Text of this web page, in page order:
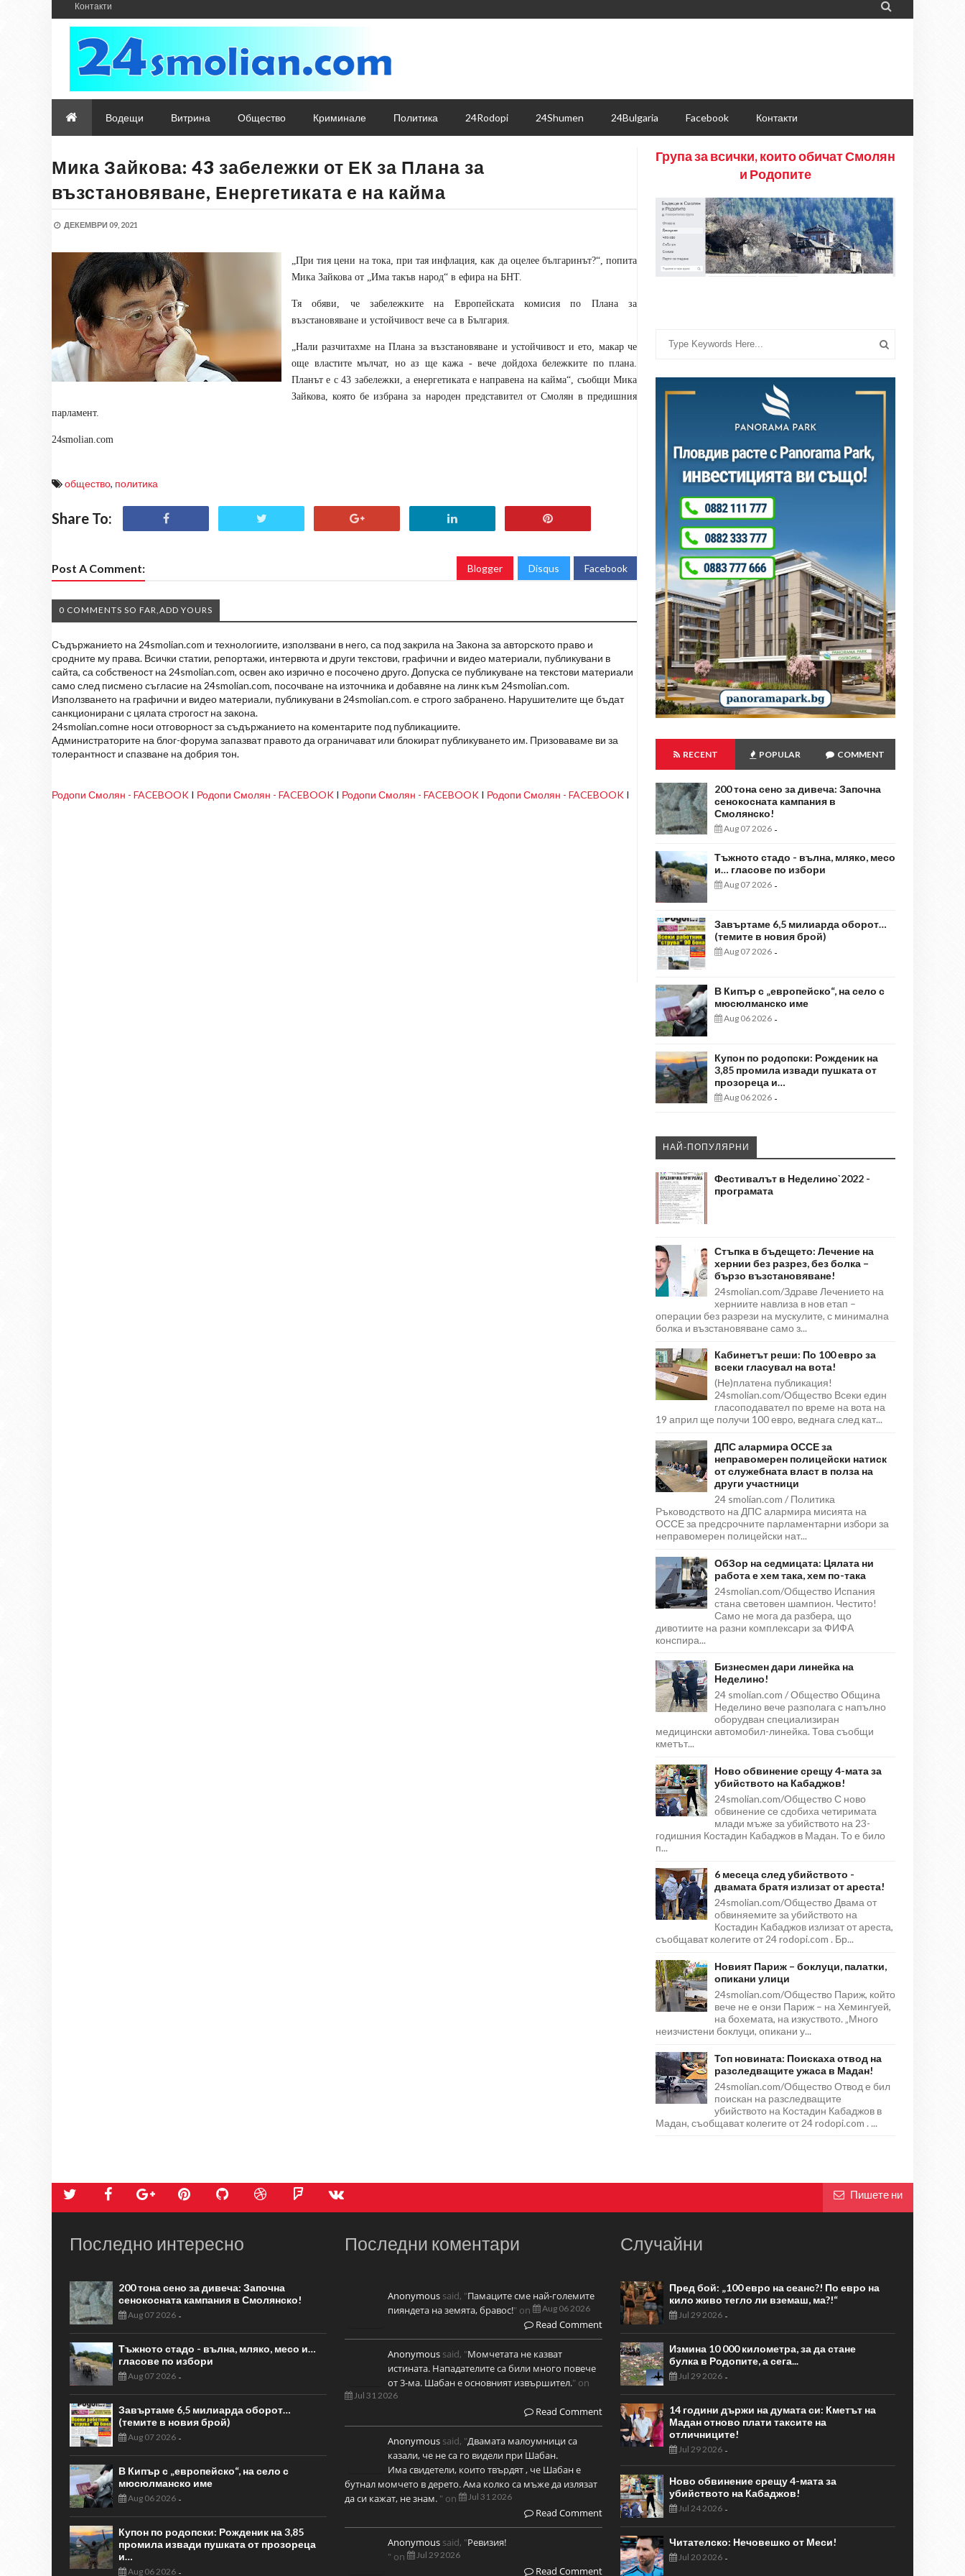
Контакти 
Водещи Витрина Общество Криминале Политика 24Rodopi 24Shumen 24Bulgaria Facebook Контакти
Мика Зайкова: 43 забележки от ЕК за Плана за
възстановяване, Енергетиката е на кайма
ДЕКЕМВРИ 09, 2021
„При тия цени на тока, при тая инфлация, как да оцелее българинът?“, попита
Мика Зайкова от „Има такъв народ“ в ефира на БНТ.
Тя обяви, че забележките на Европейската комисия по Плана за
възстановяване и устойчивост вече са в България.
„Нали разчитахме на Плана за възстановяване и устойчивост и ето, макар че
още властите мълчат, но аз ще кажа - вече дойдоха бележките по плана.
Планът е с 43 забележки, а енергетиката е направена на кайма“, съобщи Мика
Зайкова, която бе избрана за народен представител от Смолян в предишния
парламент.
24smolian.com
общество, политика
Share To:
Post A Comment: Blogger Disqus Facebook
0 COMMENTS SO FAR,ADD YOURS
Съдържанието на 24smolian.com и технологиите, използвани в него, са под закрила на Закона за авторското право и
сродните му права. Всички статии, репортажи, интервюта и други текстови, графични и видео материали, публикувани в
сайта, са собственост на 24smolian.com, освен ако изрично е посочено друго. Допуска се публикуване на текстови материали
само след писмено съгласие на 24smolian.com, посочване на източника и добавяне на линк към 24smolian.com.
Използването на графични и видео материали, публикувани в 24smolian.com. е строго забранено. Нарушителите ще бъдат
санкционирани с цялата строгост на закона.
24smolian.comне носи отговорност за съдържанието на коментарите под публикациите.
Администраторите на блог-форума запазват правото да ограничават или блокират публикуването им. Призоваваме ви за
толерантност и спазване на добрия тон.
Родопи Смолян - FACEBOOK I Родопи Смолян - FACEBOOK I Родопи Смолян - FACEBOOK I Родопи Смолян - FACEBOOK I
Група за всички, които обичат Смолян
и Родопите
RECENT POPULAR COMMENT
200 тона сено за дивеча: Започна
сенокосната кампания в
Смолянско!
Aug 07 2026 -
Тъжното стадо - вълна, мляко, месо
и… гласове по избори
Aug 07 2026 -
Завъртаме 6,5 милиарда оборот…
(темите в новия брой)
Aug 07 2026 -
В Кипър с „европейско“, на село с
мюсюлманско име
Aug 06 2026 -
Купон по родопски: Рожденик на
3,85 промила извади пушката от
прозореца и…
Aug 06 2026 -
НАЙ-ПОПУЛЯРНИ
Фестивалът в Неделино`2022 -
програмата
Стъпка в бъдещето: Лечение на
хернии без разрез, без болка –
бързо възстановяване!
24smolian.com/Здраве Лечението на
херниите навлиза в нов етап –
операции без разрези на мускулите, с минимална
болка и възстановяване само з...
Кабинетът реши: По 100 евро за
всеки гласувал на вота!
(Не)платена публикация!
24smolian.com/Общество Всеки един
гласоподавател по време на вота на
19 април ще получи 100 евро, веднага след кат...
ДПС алармира ОССЕ за
неправомерен полицейски натиск
от служебната власт в полза на
други участници
24 smolian.com / Политика
Ръководството на ДПС алармира мисията на
ОССЕ за предсрочните парламентарни избори за
неправомерен полицейски нат...
ОбЗор на седмицата: Цялата ни
работа е хем така, хем по-така
24smolian.com/Общество Испания
стана световен шампион. Честито!
Само не мога да разбера, що
дивотиите на разни комплексари за ФИФА
конспира...
Бизнесмен дари линейка на
Неделино!
24 smolian.com / Общество Община
Неделино вече разполага с напълно
оборудван специализиран
медицински автомобил-линейка. Това съобщи
кметът...
Ново обвинение срещу 4-мата за
убийството на Кабаджов!
24smolian.com/Общество С ново
обвинение се сдобиха четиримата
млади мъже за убийството на 23-
годишния Костадин Кабаджов в Мадан. То е било
п...
6 месеца след убийството -
двамата братя излизат от ареста!
24smolian.com/Общество Двама от
обвиняемите за убийството на
Костадин Кабаджов излизат от ареста,
съобщават колегите от 24 rodopi.com . Бр...
Новият Париж – боклуци, палатки,
опикани улици
24smolian.com/Общество Париж, който
вече не е онзи Париж – на Хемингуей,
на бохемата, на изкуството. „Много
неизчистени боклуци, опикани у...
Топ новината: Поискаха отвод на
разследващите ужаса в Мадан!
24smolian.com/Общество Отвод е бил
поискан на разследващите
убийството на Костадин Кабаджов в
Мадан, съобщават колегите от 24 rodopi.com . ...
Пишете ни
Последно интересно
200 тона сено за дивеча: Започна
сенокосната кампания в Смолянско!
Aug 07 2026 -
Тъжното стадо - вълна, мляко, месо и…
гласове по избори
Aug 07 2026 -
Завъртаме 6,5 милиарда оборот…
(темите в новия брой)
Aug 07 2026 -
В Кипър с „европейско“, на село с
мюсюлманско име
Aug 06 2026 -
Купон по родопски: Рожденик на 3,85
промила извади пушката от прозореца
и…
Aug 06 2026 -
Последни коментари
Anonymous said, "Памаците сме най-големите
пияндета на земята, бравос!" on Aug 06 2026
Read Comment
Anonymous said, "Момчетата не казват
истината. Нападателите са били много повече
от 3-ма. Шабан е основният извършител." on
Jul 31 2026
Read Comment
Anonymous said, "Двамата малоумници са
казали, че не са го видели при Шабан.
Има свидетели, които твърдят , че Шабан е
бутнал момчето в дерето. Ама колко са мъже да излязат
да си кажат, не знам. " on Jul 31 2026
Read Comment
Anonymous said, "Ревизия!
" on
Jul 29 2026
Read Comment
Случайни
Пред бой: „100 евро на сеанс?! По евро на
кило живо тегло ли вземаш, ма?!“
Jul 29 2026-
Измина 10 000 километра, за да стане
булка в Родопите, а сега...
Jul 29 2026-
14 години държи на думата си: Кметът на
Мадан отново плати таксите на
отличниците!
Jul 29 2026-
Ново обвинение срещу 4-мата за
убийството на Кабаджов!
Jul 24 2026-
Читателско: Нечовешко от Меси!
Jul 20 2026-